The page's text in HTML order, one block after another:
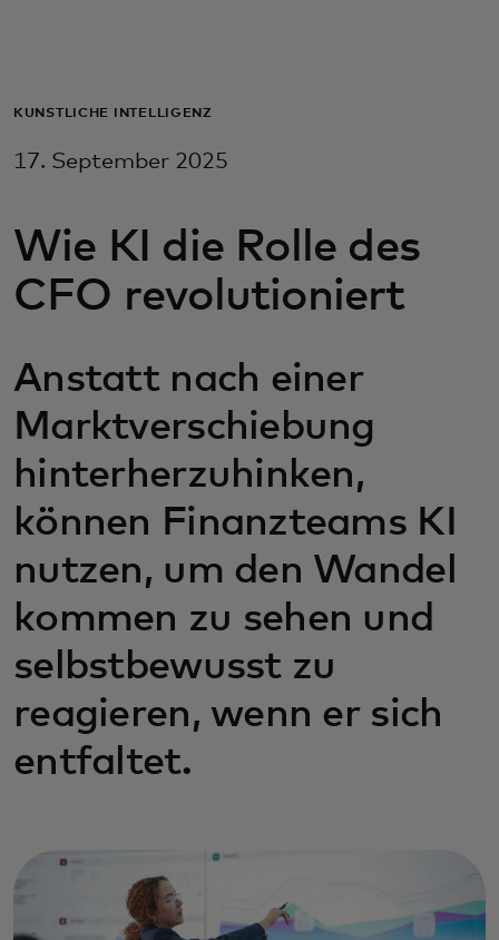
Für Unternehmen
Für Innovatoren
KÜNSTLICHE INTELLIGENZ
17. September 2025
Wie KI die Rolle des
CFO revolutioniert
Anstatt nach einer
Marktverschiebung
hinterherzuhinken,
können Finanzteams KI
nutzen, um den Wandel
kommen zu sehen und
selbstbewusst zu
reagieren, wenn er sich
entfaltet.